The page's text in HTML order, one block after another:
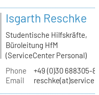
Isgarth Reschke
Studentische Hilfskräfte,
Büroleitung HfM
(ServiceCenter Personal)
Phone
+49 (0)30 688305-
Email